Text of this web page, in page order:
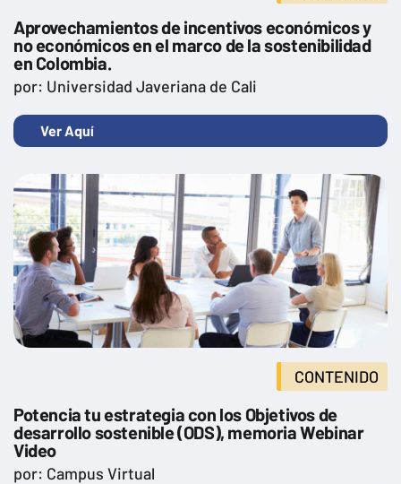
Aprovechamientos de incentivos económicos y
no económicos en el marco de la sostenibilidad
en Colombia.
por: Universidad Javeriana de Cali
Ver Aquí
CONTENIDO
Potencia tu estrategia con los Objetivos de
desarrollo sostenible (ODS), memoria Webinar
Video
por: Campus Virtual